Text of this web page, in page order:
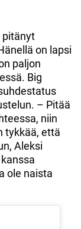
pitänyt
on lapsi
paljon
Big
– Pitää
niin
tykkää, että
Aleksi
ole naista